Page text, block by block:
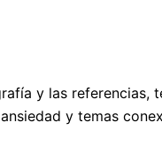
y las referencias,
y temas